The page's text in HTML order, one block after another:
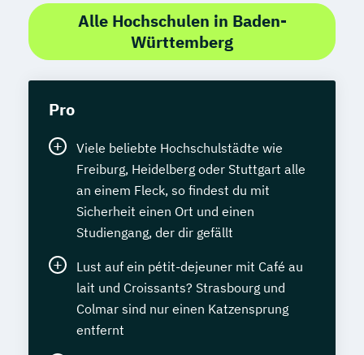
Alle Hochschulen in Baden-
Württemberg
Pro
Viele beliebte Hochschulstädte wie
Freiburg, Heidelberg oder Stuttgart alle
an einem Fleck, so findest du mit
Sicherheit einen Ort und einen
Studiengang, der dir gefällt
Lust auf ein pétit-dejeuner mit Café au
lait und Croissants? Strasbourg und
Colmar sind nur einen Katzensprung
entfernt